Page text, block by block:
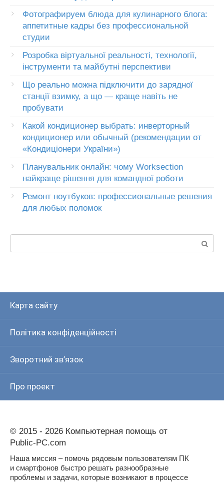
Фотографируем блюда для кулинарного блога:
аппетитные кадры без профессиональной
студии
Розробка віртуальної реальності, технології,
інструменти та майбутні перспективи
Що реально можна підключити до зарядної
станції взимку, а що — краще навіть не
пробувати
Какой кондиционер выбрать: инверторный
кондиционер или обычный (рекомендации от
«Кондиціонери України»)
Планувальник онлайн: чому Worksection
найкраще рішення для командної роботи
Ремонт ноутбуков: профессиональные решения
для любых поломок
Карта сайту
Політика конфіденційності
Зворотний зв’язок
Про проект
© 2015 - 2026 Компьютерная помощь от
Public-PC.com
Наша миссия – помочь рядовым пользователям ПК
и смартфонов быстро решать разнообразные
проблемы и задачи, которые возникают в процессе